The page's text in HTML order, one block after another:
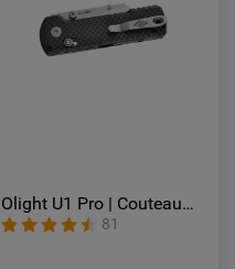
Olight U1 Pro | Couteau
Utilitaire Revêtement en
Fibre de Carbone
81